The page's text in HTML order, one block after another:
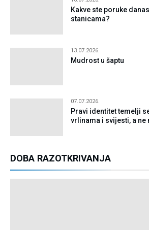
Kakve ste poruke
stanicama?
13.07.2026.
Mudrost u šaptu
07.07.2026.
Pravi identitet temelji
vrlinama i svijesti, a ne
DOBA RAZOTKRIVANJA